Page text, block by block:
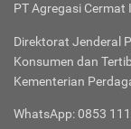
PT Agregasi
Direktorat Jenderal
Konsumen dan
Kementerian
WhatsApp: 0853